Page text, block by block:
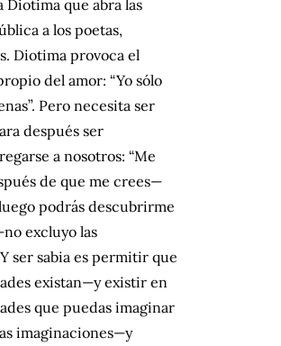
Diotima que abra las
a los poetas,
Diotima provoca el
del amor: “Yo sólo
Pero necesita ser
después ser
a nosotros: “Me
de que me crees—
podrás descubrirme
excluyo las
ser sabia es permitir que
existan—y existir en
que puedas imaginar
imaginaciones—y